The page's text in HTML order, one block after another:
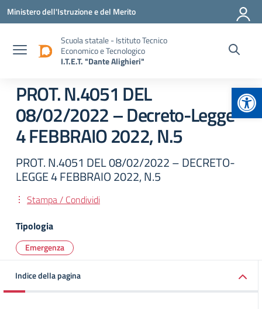
Vai ai contenuti
Vai al menu di navigazione
Vai al footer
Ministero dell'Istruzione e del Merito
Scuola statale - Istituto Tecnico
Economico e Tecnologico
I.T.E.T. "Dante Alighieri"
PROT. N.4051 DEL
08/02/2022 – Decreto-Legge
4 FEBBRAIO 2022, N.5
PROT. N.4051 DEL 08/02/2022 – DECRETO-
LEGGE 4 FEBBRAIO 2022, N.5
Stampa / Condividi
Tipologia
Emergenza
Indice della pagina